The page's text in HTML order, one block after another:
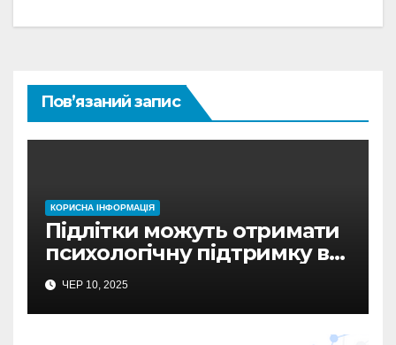
Пов’язаний запис
КОРИСНА ІНФОРМАЦІЯ
Підлітки можуть отримати
психологічну підтримку в
Сумах
ЧЕР 10, 2025